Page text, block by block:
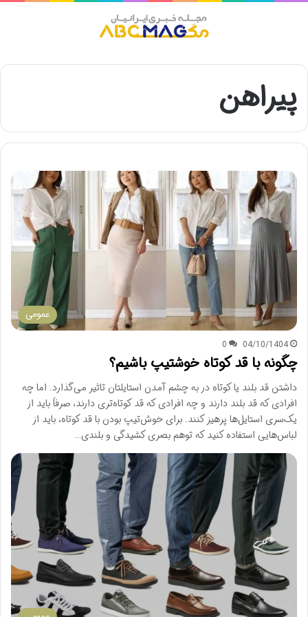
پیراهن
عمومی
04/10/1404
0
چگونه با قد کوتاه خوشتیپ باشیم؟
داشتن قد بلند یا کوتاه در به چشم آمدن استایلتان تاثیر می‌گذارد. اما چه
افرادی که قد بلند دارند و چه افرادی که قد کوتاه‌تری دارند، صرفاً باید از
یک‌سری استایل‌ها پرهیز کنند. برای خوش‌تیپ بودن با قد کوتاه، باید از
لباس‌هایی استفاده کنید که توهم بصری کشیدگی و بلندی…